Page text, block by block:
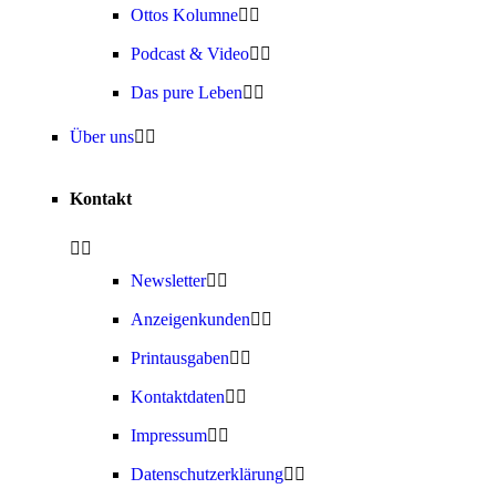
Ottos Kolumne
Podcast & Video
Das pure Leben
Über uns
Kontakt
Newsletter
Anzeigenkunden
Printausgaben
Kontaktdaten
Impressum
Datenschutzerklärung